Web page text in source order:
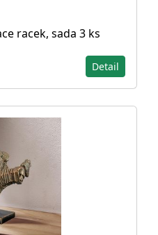
racek, sada 3 ks
Detail